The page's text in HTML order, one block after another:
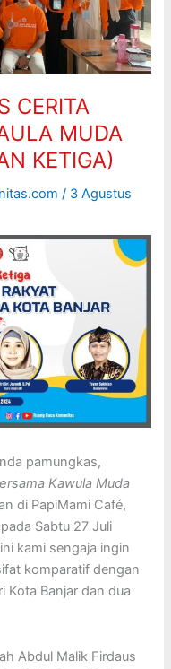
CERITA
MUDA
KETIGA)
/ 3 Agustus
pamungkas,
Kawula Muda
di PapiMami Café,
Sabtu 27 Juli
kami sengaja ingin
komparatif dengan
Kota Banjar dan dua
Abdul Malik Firdaus